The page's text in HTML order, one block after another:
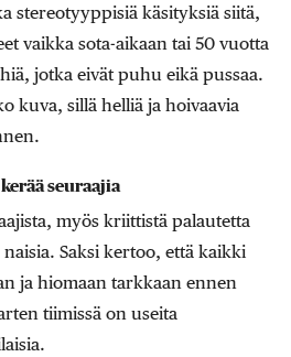
stereotyyppisiä käsityksiä siitä,
vaikka sota-aikaan tai 50 vuotta
jotka eivät puhu eikä pussaa.
kuva, sillä helliä ja hoivaavia
seuraajia
myös kriittistä palautetta
Saksi kertoo, että kaikki
ja hiomaan tarkkaan ennen
tiimissä on useita